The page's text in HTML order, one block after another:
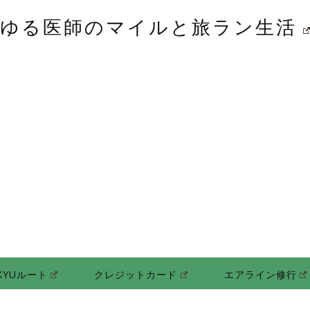
ゆる医師のマイルと旅ラン生活
ルート クレジットカード エアライン修行